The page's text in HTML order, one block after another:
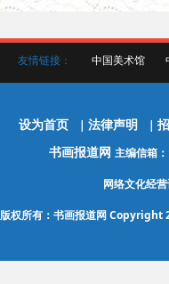
友情链接： 中国美术馆
设为首页 | 法律声明 |
书画报道网 主编信箱
网络文化经
版权所有：书画报道网